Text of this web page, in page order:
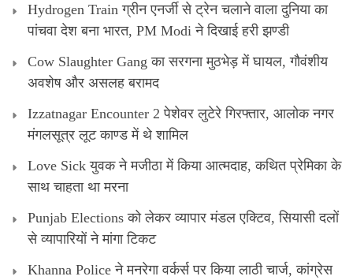
Hydrogen Train ग्रीन एनर्जी से ट्रेन चलाने वाला दुनिया का
पांचवा देश बना भारत, PM Modi ने दिखाई हरी झण्डी
Cow Slaughter Gang का सरगना मुठभेड़ में घायल, गौवंशीय
अवशेष और असलह बरामद
Izzatnagar Encounter 2 पेशेवर लुटेरे गिरफ्तार, आलोक नगर
मंगलसूत्र लूट काण्‍ड में थे शामिल
Love Sick युवक ने मजीठा में किया आत्मदाह, कथित प्रेमिका के
साथ चाहता था मरना
Punjab Elections को लेकर व्यापार मंडल एक्टिव, सियासी दलों
से व्यापारियों ने मांगा टिकट
Khanna Police ने मनरेगा वर्कर्स पर किया लाठी चार्ज, कांग्रेस